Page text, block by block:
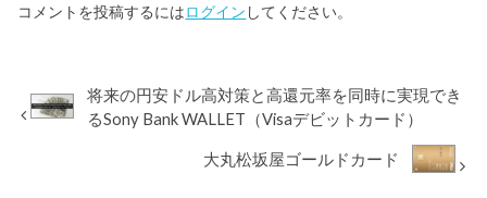
コメントを投稿するにはログイン してください。
将来の円安ドル高対策と高還元率を同時に実現でき
るSony Bank WALLET（Visaデビットカード）
大丸松坂屋ゴールドカード